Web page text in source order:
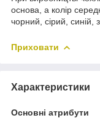
основа, а колір
чорний, сірий, синій,
Приховати
Характеристики
Основні атрибути